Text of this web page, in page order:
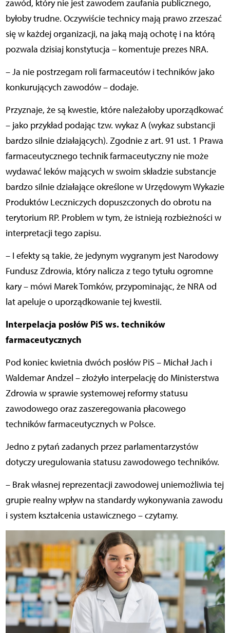
zawód, który nie jest zawodem zaufania publicznego,
byłoby trudne. Oczywiście technicy mają prawo zrzeszać
się w każdej organizacji, na jaką mają ochotę i na którą
pozwala dzisiaj konstytucja – komentuje prezes NRA.
– Ja nie postrzegam roli farmaceutów i techników jako
konkurujących zawodów – dodaje.
Przyznaje, że są kwestie, które należałoby uporządkować
– jako przykład podając tzw. wykaz A (wykaz substancji
bardzo silnie działających). Zgodnie z art. 91 ust. 1 Prawa
farmaceutycznego technik farmaceutyczny nie może
wydawać leków mających w swoim składzie substancje
bardzo silnie działające określone w Urzędowym Wykazie
Produktów Leczniczych dopuszczonych do obrotu na
terytorium RP. Problem w tym, że istnieją rozbieżności w
interpretacji tego zapisu.
– I efekty są takie, że jedynym wygranym jest Narodowy
Fundusz Zdrowia, który nalicza z tego tytułu ogromne
kary – mówi Marek Tomków, przypominając, że NRA od
lat apeluje o uporządkowanie tej kwestii.
Interpelacja posłów PiS ws. techników
farmaceutycznych
Pod koniec kwietnia dwóch posłów PiS – Michał Jach i
Waldemar Andzel – złożyło interpelację do Ministerstwa
Zdrowia w sprawie systemowej reformy statusu
zawodowego oraz zaszeregowania płacowego
techników farmaceutycznych w Polsce.
Jedno z pytań zadanych przez parlamentarzystów
dotyczy uregulowania statusu zawodowego techników.
– Brak własnej reprezentacji zawodowej uniemożliwia tej
grupie realny wpływ na standardy wykonywania zawodu
i system kształcenia ustawicznego – czytamy.